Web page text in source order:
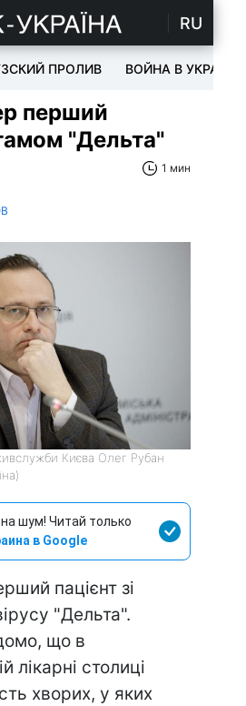
RU
ПРОЛИВ ВОЙНА В УКРАИНЕ
перший
"Дельта"
1 мин
Києва Олег Рубан
шум! Читай только
в Google
пацієнт зі
"Дельта".
що в
лікарні столиці
хворих, у яких